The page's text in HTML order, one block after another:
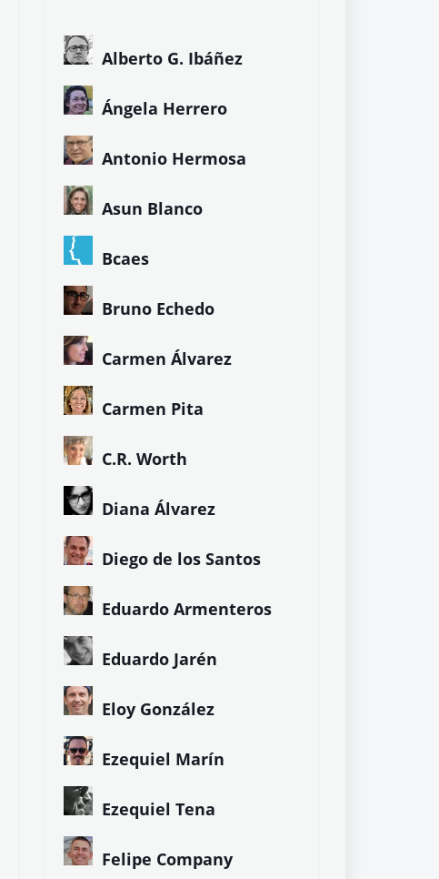
Alberto G. Ibáñez
Ángela Herrero
Antonio Hermosa
Asun Blanco
Bcaes
Bruno Echedo
Carmen Álvarez
Carmen Pita
C.R. Worth
Diana Álvarez
Diego de los Santos
Eduardo Armenteros
Eduardo Jarén
Eloy González
Ezequiel Marín
Ezequiel Tena
Felipe Company